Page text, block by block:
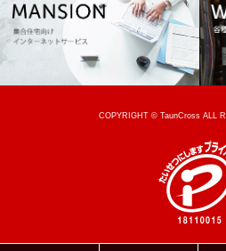
COPYRIGHT © TaunCross ALL